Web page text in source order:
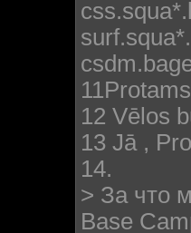
12 Vēlos
13 Jā ,
14.
> За что
Base